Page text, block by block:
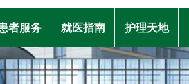
者服务 就医指南 护理天地